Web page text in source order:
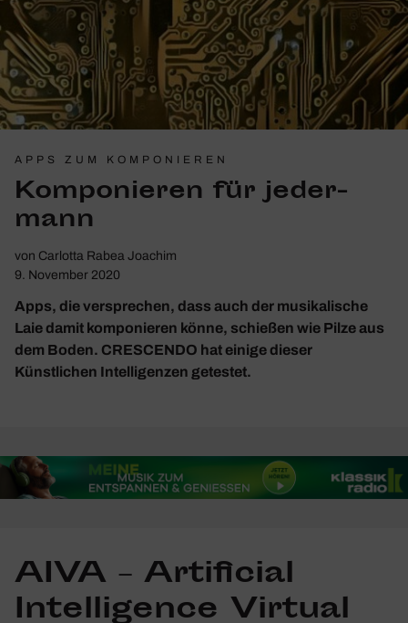
APPS ZUM KOMPONIEREN
Kompo­nieren für jeder­
mann
von Carlotta Rabea Joachim
9. November 2020
Apps, die versprechen, dass auch der musikalische
Laie damit komponieren könne, schießen wie Pilze aus
dem Boden. CRESCENDO hat einige dieser
Künstlichen Intelligenzen getestet.
AIVA – Arti­fi­cial
Intel­li­gence Virtual